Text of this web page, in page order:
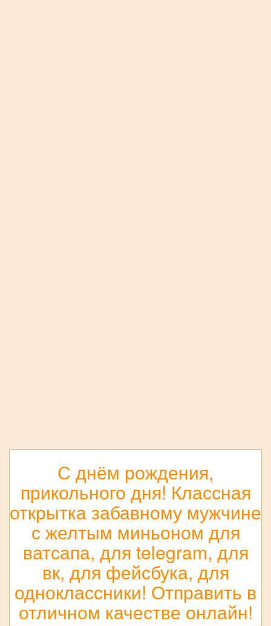
С днём рождения,
прикольного дня! Классная
открытка забавному мужчине
с желтым миньоном для
ватсапа, для telegram, для
вк, для фейсбука, для
одноклассники! Отправить в
отличном качестве онлайн!